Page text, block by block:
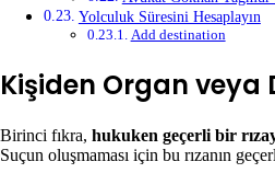
Yolculuk Süresini Hesaplayın
Add destination
Kişiden Organ veya
Birinci fıkra, hukuken geçerli bir
Suçun oluşmaması için bu rızanın